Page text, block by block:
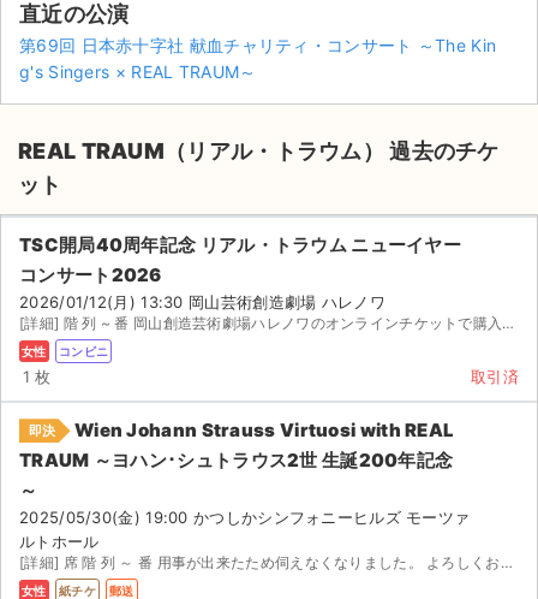
AIに質問する
よくある質問
サイト情報
直近の公演
第69回 日本赤十字社 献血チャリティ・コンサート ～The Kin
g's Singers × REAL TRAUM～
REAL TRAUM（リアル・トラウム） 過去のチケ
ット
TSC開局40周年記念 リアル・トラウム ニューイヤー
コンサート2026
2026/01/12(月) 13:30 岡山芸術創造劇場 ハレノワ
[詳細] 階 列 ~ 番 岡山創造芸術劇場ハレノワのオンラインチケットで購入しましたが、急用で行け...
女性 コンビニ
1 枚 取引済
即決
Wien Johann Strauss Virtuosi with REAL
TRAUM ～ヨハン･シュトラウス2世 生誕200年記念
～
2025/05/30(金) 19:00 かつしかシンフォニーヒルズ モーツァ
ルトホール
[詳細] 席 階 列 ～ 番 用事が出来たため伺えなくなりました。 よろしくお願いいたします。
女性 紙チケ 郵送